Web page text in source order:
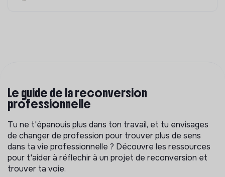
Le guide de la reconversion
professionnelle
Tu ne t'épanouis plus dans ton travail, et tu envisages
de changer de profession pour trouver plus de sens
dans ta vie professionnelle ? Découvre les ressources
pour t'aider à réflechir à un projet de reconversion et
trouver ta voie.